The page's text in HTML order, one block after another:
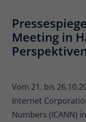
Meeting in
Vom 21. bis
Internet
Numbers (ICANN)
Zweck
Anbieter
Laufzeit 13